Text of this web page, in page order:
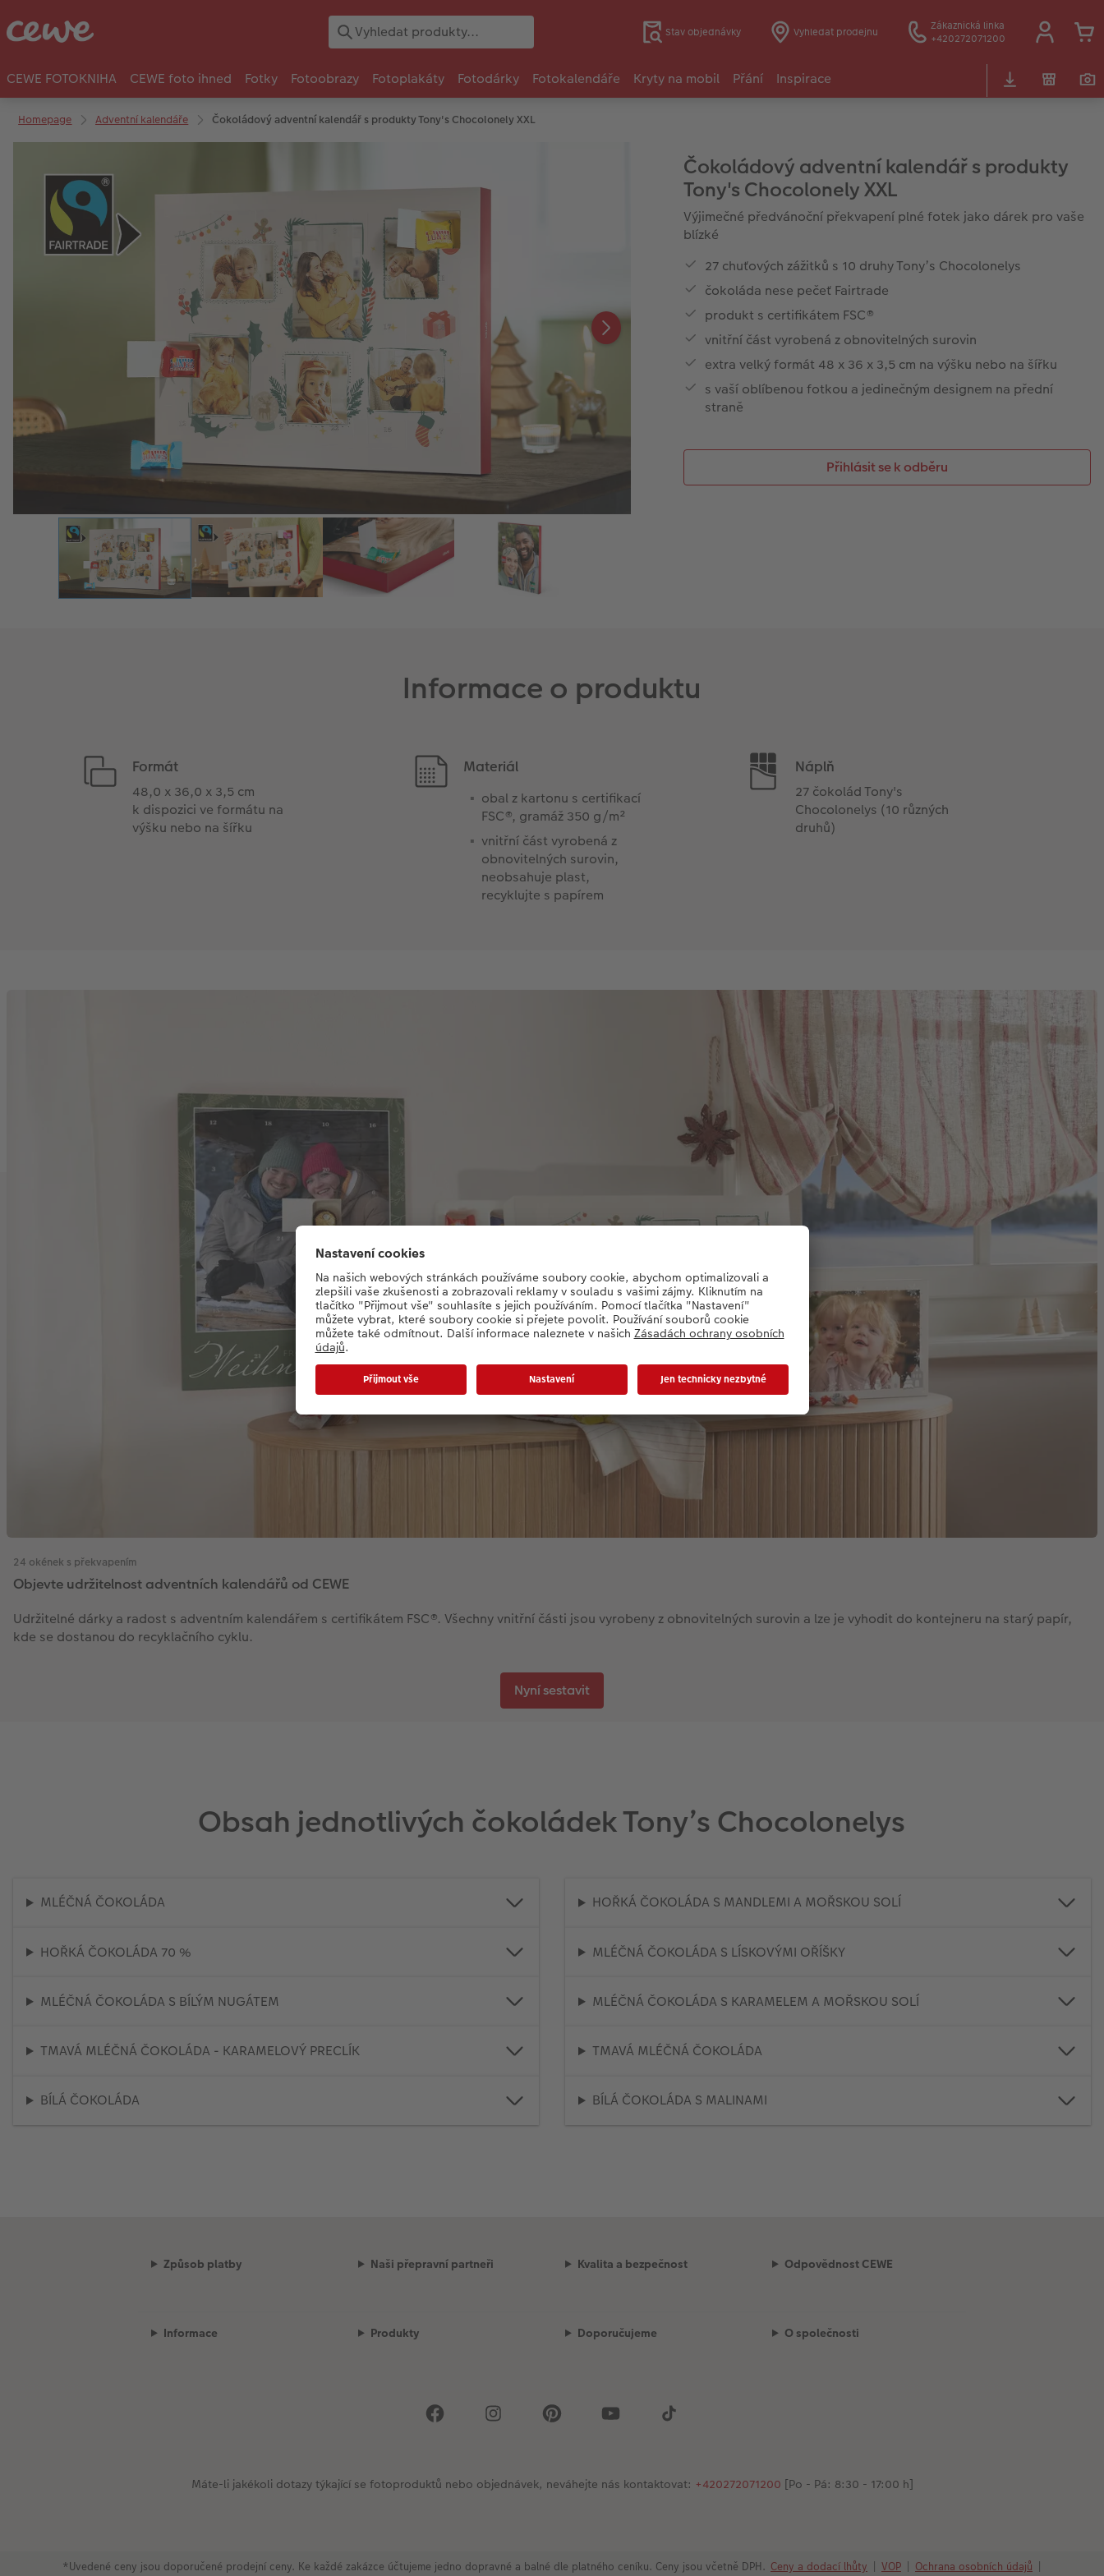
Stav objednávky Vyhledat prodejnu
Zákaznická linka
+420272071200
CEWE FOTOKNIHA CEWE foto ihned Fotky Fotoobrazy Fotoplakáty Fotodárky Fotokalendáře Kryty na mobil Přání Inspirace
Homepage Adventní kalendáře Čokoládový adventní kalendář s produkty Tony's Chocolonely XXL
Čokoládový adventní kalendář s produkty
Tony's Chocolonely XXL
Výjimečné předvánoční překvapení plné fotek jako dárek pro vaše
blízké
27 chuťových zážitků s 10 druhy Tony’s Chocolonelys
čokoláda nese pečeť Fairtrade
produkt s certifikátem FSC®
vnitřní část vyrobená z obnovitelných surovin
extra velký formát 48 x 36 x 3,5 cm na výšku nebo na šířku
s vaší oblíbenou fotkou a jedinečným designem na přední
straně
Přihlásit se k odběru
Informace o produktu
Formát
48,0 x 36,0 x 3,5 cm
k dispozici ve formátu na
výšku nebo na šířku
Materiál
obal z kartonu s certifikací
FSC®, gramáž 350 g/m²
vnitřní část vyrobená z
obnovitelných surovin,
neobsahuje plast,
recyklujte s papírem
Náplň
27 čokolád Tony's
Chocolonelys (10 různých
druhů)
24 okének s překvapením
Objevte udržitelnost adventních kalendářů od CEWE
Udržitelné dárky a radost s adventním kalendářem s certifikátem FSC®. Všechny vnitřní části jsou vyrobeny z obnovitelných surovin a lze je vyhodit do kontejneru na starý papír,
kde se dostanou do recyklačního cyklu.
Nyní sestavit
Obsah jednotlivých čokoládek Tony’s Chocolonelys
MLÉČNÁ ČOKOLÁDA
HOŘKÁ ČOKOLÁDA 70 %
MLÉČNÁ ČOKOLÁDA S BÍLÝM NUGÁTEM
TMAVÁ MLÉČNÁ ČOKOLÁDA - KARAMELOVÝ PRECLÍK
BÍLÁ ČOKOLÁDA
HOŘKÁ ČOKOLÁDA S MANDLEMI A MOŘSKOU SOLÍ
MLÉČNÁ ČOKOLÁDA S LÍSKOVÝMI OŘÍŠKY
MLÉČNÁ ČOKOLÁDA S KARAMELEM A MOŘSKOU SOLÍ
TMAVÁ MLÉČNÁ ČOKOLÁDA
BÍLÁ ČOKOLÁDA S MALINAMI
Způsob platby Naši přepravní partneři Kvalita a bezpečnost Odpovědnost CEWE
Informace Produkty Doporučujeme O společnosti
Máte-li jakékoli dotazy týkající se fotoproduktů nebo objednávek, neváhejte nás kontaktovat: +420272071200 [Po - Pá: 8:30 - 17:00 h]
*Uvedené ceny jsou doporučené prodejní ceny. Ke každé zakázce účtujeme jedno dopravné a balné dle platného ceníku. Ceny jsou včetně DPH. Ceny a dodací lhůty | VOP | Ochrana osobních údajů |